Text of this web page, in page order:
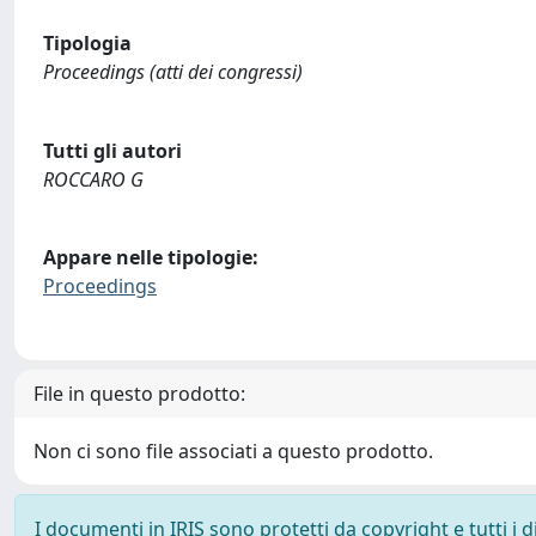
Tipologia
Proceedings (atti dei congressi)
Tutti gli autori
ROCCARO G
Appare nelle tipologie:
Proceedings
File in questo prodotto:
Non ci sono file associati a questo prodotto.
I documenti in IRIS sono protetti da copyright e tutti i